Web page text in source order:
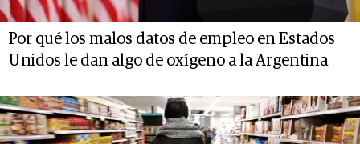
Por qué los malos datos de empleo en Estados
Unidos le dan algo de oxígeno a la Argentina